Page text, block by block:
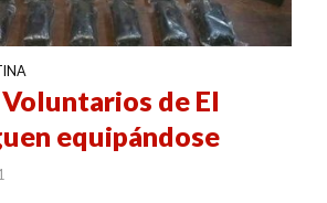
de El
equipándose